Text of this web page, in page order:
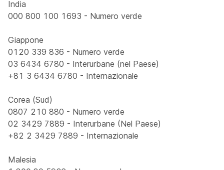
India
000 800 100 1693 - Numero verde
Giappone
0120 339 836 - Numero verde
03 6434 6780 - Interurbane (nel Paese)
+81 3 6434 6780 - Internazionale
Corea (Sud)
0807 210 880 - Numero verde
02 3429 7889 - Interurbane (Nel Paese)
+82 2 3429 7889 - Internazionale
Malesia